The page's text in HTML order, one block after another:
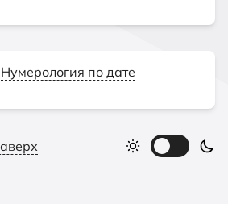
Нумерология по дате